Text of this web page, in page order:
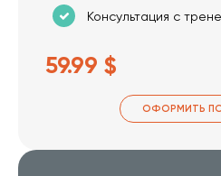
Консультация с
59.99 $
ОФОРМИТЬ